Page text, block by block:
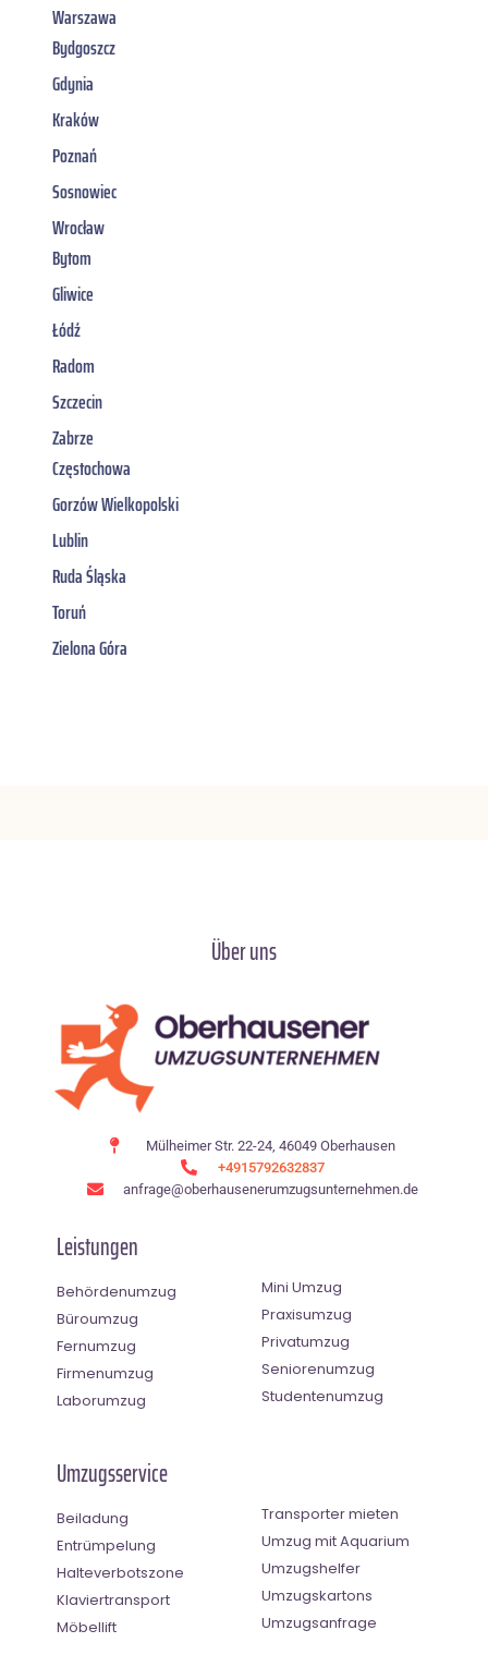
Warszawa
Bydgoszcz
Gdynia
Kraków
Poznań
Sosnowiec
Wrocław
Bytom
Gliwice
Łódź
Radom
Szczecin
Zabrze
Częstochowa
Gorzów Wielkopolski
Lublin
Ruda Śląska
Toruń
Zielona Góra
Über uns
Mülheimer Str. 22-24, 46049 Oberhausen
+4915792632837
anfrage@oberhausenerumzugsunternehmen.de
Leistungen
Behördenumzug
Büroumzug
Fernumzug
Firmenumzug
Laborumzug
Mini Umzug
Praxisumzug
Privatumzug
Seniorenumzug
Studentenumzug
Umzugsservice
Beiladung
Entrümpelung
Halteverbotszone
Klaviertransport
Möbellift
Transporter mieten
Umzug mit Aquarium
Umzugshelfer
Umzugskartons
Umzugsanfrage